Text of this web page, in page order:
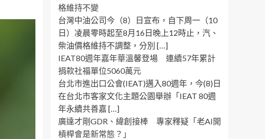
格維持不變
台灣中油公司今（8）日宣布，自下周一（10
日）凌晨零時起至8月16日晚上12時止，汽、
柴油價格維持不調整，分別 […]
IEAT80週年嘉年華溫馨登場 連續57年累計
捐款社福單位5060萬元
台北市進出口公會(IEAT)邁入80週年，今(8)日
在台北市客家文化主題公園舉辦「IEAT 80週
年永續共善嘉 […]
廣達才剛GDR、緯創接棒 專家釋疑「老AI開
槓桿會是新常態？」